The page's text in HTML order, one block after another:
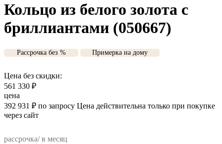
Кольцо из белого золота с
бриллиантами (050667)
Рассрочка без % Примерка на дому
Цена без скидки:
561 330 ₽
цена
392 931 ₽ по запросу Цена действительна только при покупке
через сайт
рассрочка/ в месяц